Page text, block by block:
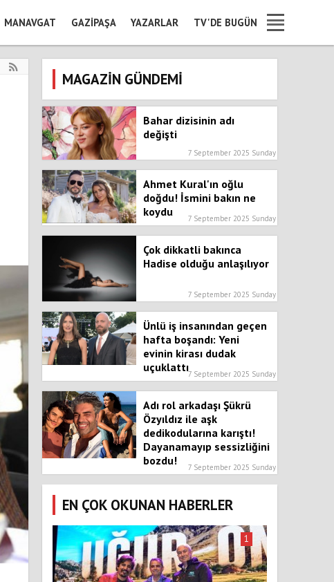
MANAVGAT GAZIPAŞA YAZARLAR TV'DE BUGÜN
MAGAZİN GÜNDEMİ
Bahar dizisinin adı
değişti
7 September 2025 Sunday
Ahmet Kural'ın oğlu
doğdu! İsmini bakın ne
koydu
7 September 2025 Sunday
Çok dikkatli bakınca
Hadise olduğu anlaşılıyor
7 September 2025 Sunday
Ünlü iş insanından geçen
hafta boşandı: Yeni
evinin kirası dudak
uçuklattı7 September 2025 Sunday
Adı rol arkadaşı Şükrü
Özyıldız ile aşk
dedikodularına karıştı!
Dayanamayıp sessizliğini
bozdu!
7 September 2025 Sunday
EN ÇOK OKUNAN HABERLER
1